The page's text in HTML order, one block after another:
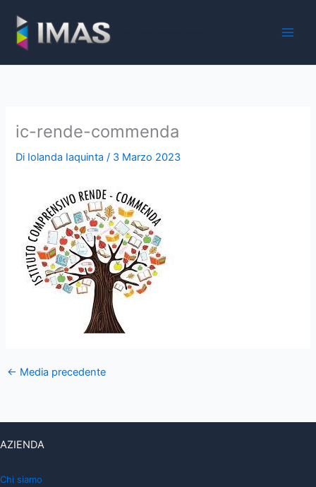
contenuto
ic-rende-commenda
Di Iolanda Iaquinta/ 3 Marzo 2023
← Media precedente
AZIENDA
Chi siamo